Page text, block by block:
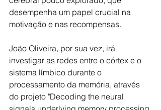
desempenha um papel crucial na
motivação e nas recompensas.
João Oliveira, por sua vez, irá
investigar as redes entre o córtex e o
sistema límbico durante o
processamento da memória, através
do projeto "Decoding the neural